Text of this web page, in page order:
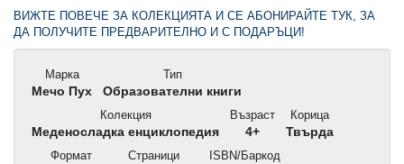
ВИЖТЕ ПОВЕЧЕ ЗА КОЛЕКЦИЯТА И СЕ АБОНИРАЙТЕ ТУК, ЗА
ДА ПОЛУЧИТЕ ПРЕДВАРИТЕЛНО И С ПОДАРЪЦИ!
Марка
Мечо Пух
Тип
Образователни книги
Колекция
Меденосладка енциклопедия
Възраст
4+
Корица
Твърда
Формат
Страници
ISBN/Баркод